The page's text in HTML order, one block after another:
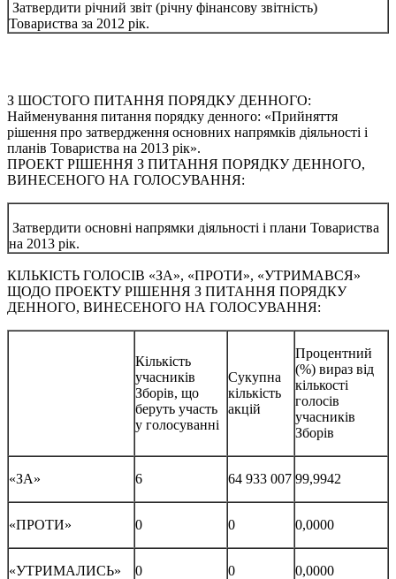
Затвердити річний звіт (річну фінансову звітність)
Товариства за 2012 рік.
З ШОСТОГО ПИТАННЯ ПОРЯДКУ ДЕННОГО:
Найменування питання порядку денного: «Прийняття
рішення про затвердження основних напрямків діяльності і
планів Товариства на 2013 рік».
ПРОЕКТ РІШЕННЯ З ПИТАННЯ ПОРЯДКУ ДЕННОГО,
ВИНЕСЕНОГО НА ГОЛОСУВАННЯ:
Затвердити основні напрямки діяльності і плани Товариства
на 2013 рік.
КІЛЬКІСТЬ ГОЛОСІВ «ЗА», «ПРОТИ», «УТРИМАВСЯ»
ЩОДО ПРОЕКТУ РІШЕННЯ З ПИТАННЯ ПОРЯДКУ
ДЕННОГО, ВИНЕСЕНОГО НА ГОЛОСУВАННЯ:
Кількість
учасників
Зборів, що
беруть участь
у голосуванні
Сукупна
кількість
акцій
Процентний
(%) вираз від
кількості
голосів
учасників
Зборів
«ЗА» 6 64 933 007 99,9942
«ПРОТИ» 0 0 0,0000
«УТРИМАЛИСЬ» 0 0 0,0000